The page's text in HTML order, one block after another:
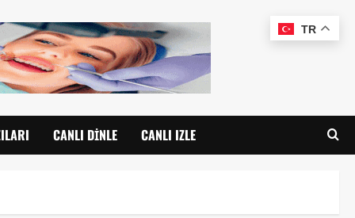
CANLI DINLE CANLI IZLE
TR